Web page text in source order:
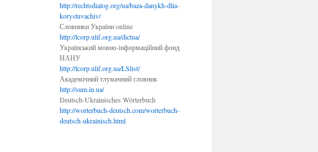
http://rechtsdialog.org/ua/baza-danykh-dlia-
korystuvachiv/
Словники України online
http://lcorp.ulif.org.ua/dictua/
Український мовно-інформаційний фонд
НАНУ
http://lcorp.ulif.org.ua/LSlist/
Академічний тлумачний словник
http://sum.in.ua/
Deutsch-Ukrainisches Wörterbuch
http://worterbuch-deutsch.com/worterbuch-
deutsch-ukrainisch.html